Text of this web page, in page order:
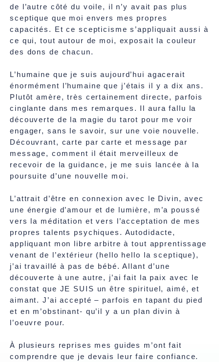
de l’autre côté du voile, il n’y avait pas plus
sceptique que moi envers mes propres
capacités. Et ce scepticisme s’appliquait aussi à
ce qui, tout autour de moi, exposait la couleur
des dons de chacun.
L’humaine que je suis aujourd’hui agacerait
énormément l’humaine que j’étais il y a dix ans.
Plutôt amère, très certainement directe, parfois
cinglante dans mes remarques. Il aura fallu la
découverte de la magie du tarot pour me voir
engager, sans le savoir, sur une voie nouvelle.
Découvrant, carte par carte et message par
message, comment il était merveilleux de
recevoir de la guidance, je me suis lancée à la
poursuite d’une nouvelle moi.
L’attrait d’être en connexion avec le Divin, avec
une énergie d’amour et de lumière, m’a poussé
vers la méditation et vers l’acceptation de mes
propres talents psychiques. Autodidacte,
appliquant mon libre arbitre à tout apprentissage
venant de l’extérieur (hello hello la sceptique),
j’ai travaillé à pas de bébé. Allant d’une
découverte à une autre, j’ai fait la paix avec le
constat que JE SUIS un être spirituel, aimé, et
aimant. J’ai accepté – parfois en tapant du pied
et en m’obstinant- qu’il y a un plan divin à
l’oeuvre pour.
À plusieurs reprises mes guides m’ont fait
comprendre que je devais leur faire confiance.